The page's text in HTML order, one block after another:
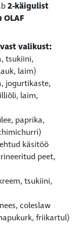
2-käigulist
valikust:
tsukiini,
laim)
jogurtikaste,
laim,
paprika,
käsitöö
peet,
tsukiini,
coleslaw
friikartul)